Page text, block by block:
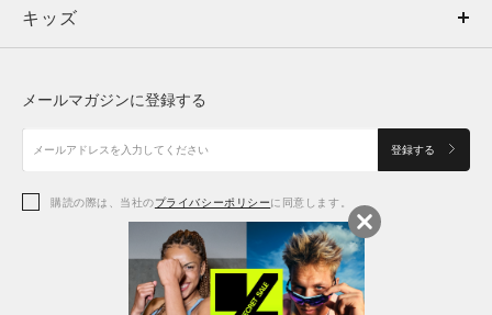
キッズ
アクセサリー
ボトムス
アクセサリー
トップス
シューズ
アクセサリー
キッズ
シューズ
メールマガジンに登録する
登録する
購読の際は、当社のプライバシーポリシーに同意します。